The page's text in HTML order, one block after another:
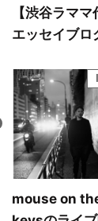
【渋谷ラママ
エッセイブロ
mouse on